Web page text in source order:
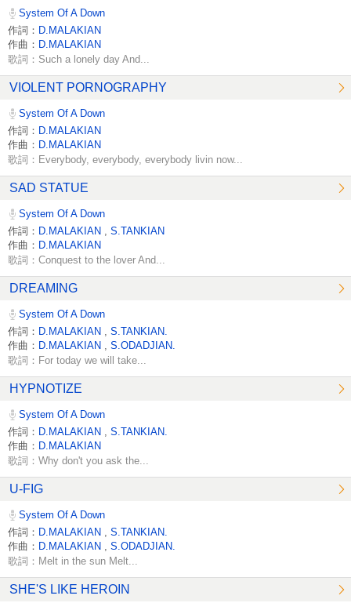
System Of A Down
作詞： D.MALAKIAN
作曲： D.MALAKIAN
歌詞：Such a lonely day And...
VIOLENT PORNOGRAPHY
System Of A Down
作詞： D.MALAKIAN
作曲： D.MALAKIAN
歌詞：Everybody, everybody, everybody livin now...
SAD STATUE
System Of A Down
作詞： D.MALAKIAN
S.TANKIAN
作曲： D.MALAKIAN
歌詞：Conquest to the lover And...
DREAMING
System Of A Down
作詞： D.MALAKIAN
S.TANKIAN.
作曲： D.MALAKIAN S.ODADJIAN.
歌詞：For today we will take...
HYPNOTIZE
System Of A Down
作詞： D.MALAKIAN
S.TANKIAN.
作曲： D.MALAKIAN
歌詞：Why don't you ask the...
U-FIG
System Of A Down
作詞： D.MALAKIAN
S.TANKIAN.
作曲： D.MALAKIAN S.ODADJIAN.
歌詞：Melt in the sun Melt...
SHE'S LIKE HEROIN